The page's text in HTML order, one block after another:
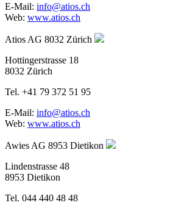
E-Mail: info@atios.ch
Web: www.atios.ch
Atios AG 8032 Zürich
Hottingerstrasse 18
8032 Zürich
Tel. +41 79 372 51 95
E-Mail: info@atios.ch
Web: www.atios.ch
Awies AG 8953 Dietikon
Lindenstrasse 48
8953 Dietikon
Tel. 044 440 48 48